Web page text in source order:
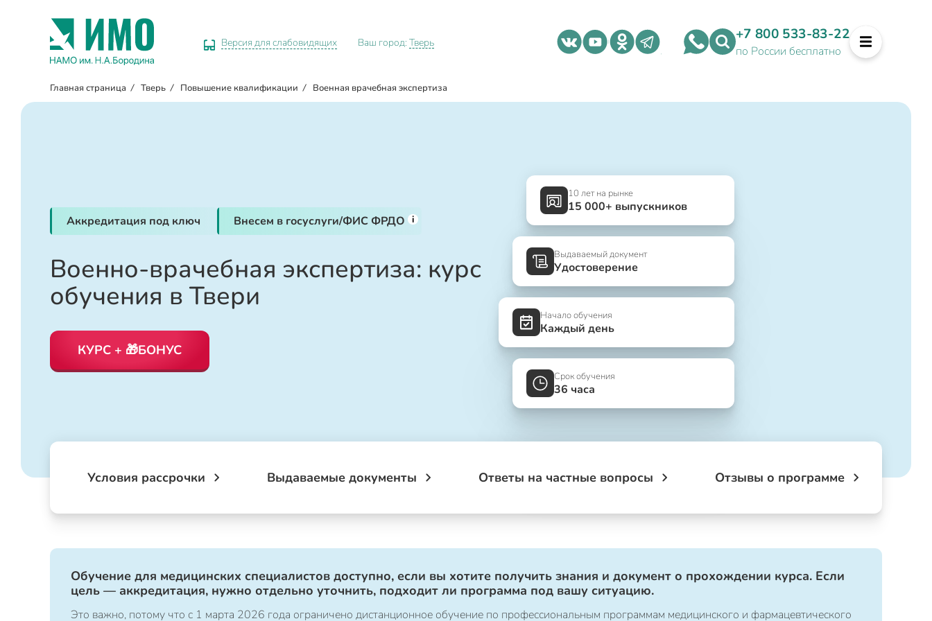
Версия для слабовидящих Ваш город:Тверь +7 800 533-83-22
по России бесплатно
Главная страница / Тверь / Повышение квалификации / Военная врачебная экспертиза
Аккредитация под ключ Внесем в госуслуги/ФИС ФРДО i
Военно-врачебная экспертиза: курс
обучения в Твери
КУРС + 🎁БОНУС
10 лет на рынке
15 000+ выпускников
Выдаваемый документ
Удостоверение
Начало обучения
Каждый день
Срок обучения
36 часа
Условия рассрочки Выдаваемые документы Ответы на частные вопросы Отзывы о программе
Обучение для медицинских специалистов доступно, если вы хотите получить знания и документ о прохождении курса. Если
цель — аккредитация, нужно отдельно уточнить, подходит ли программа под вашу ситуацию.
Это важно, потому что с 1 марта 2026 года ограничено дистанционное обучение по профессиональным программам медицинского и фармацевтического